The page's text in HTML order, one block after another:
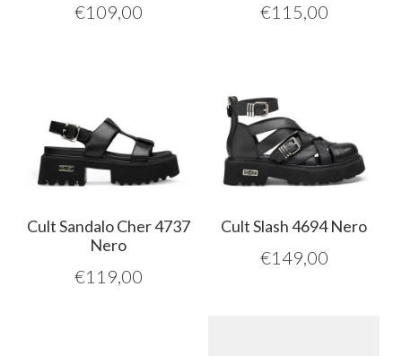
€109,00 €115,00
Cult Sandalo Cher 4737
Nero
€119,00
Cult Slash 4694 Nero
€149,00